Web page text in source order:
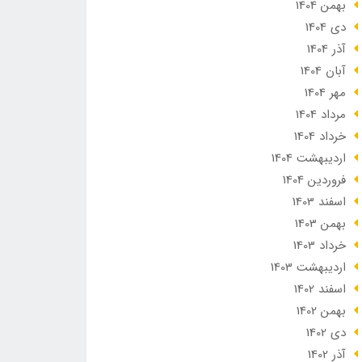
بهمن 1404
دی 1404
آذر 1404
آبان 1404
مهر 1404
مرداد 1404
خرداد 1404
ارديبهشت 1404
فروردین 1404
اسفند 1403
بهمن 1403
خرداد 1403
ارديبهشت 1403
اسفند 1402
بهمن 1402
دی 1402
آذر 1402